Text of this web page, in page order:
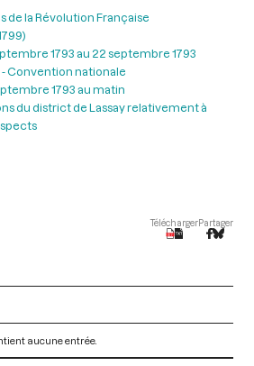
la Révolution Française
1793 au 22 septembre 1793
Convention nationale
1793 au matin
du district de Lassay relativement à
TéléchargerPartager
aucune entrée.